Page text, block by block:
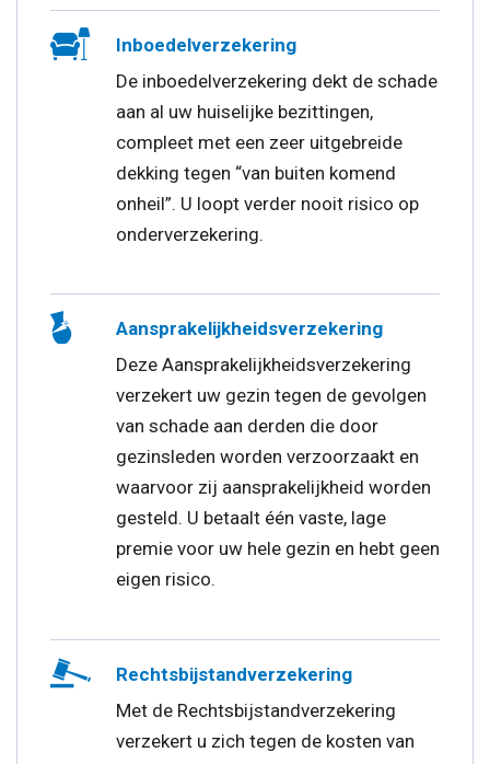
Inboedelverzekering
De inboedelverzekering dekt de schade
aan al uw huiselijke bezittingen,
compleet met een zeer uitgebreide
dekking tegen “van buiten komend
onheil”. U loopt verder nooit risico op
onderverzekering.
Aansprakelijkheidsverzekering
Deze Aansprakelijkheidsverzekering
verzekert uw gezin tegen de gevolgen
van schade aan derden die door
gezinsleden worden verzoorzaakt en
waarvoor zij aansprakelijkheid worden
gesteld. U betaalt één vaste, lage
premie voor uw hele gezin en hebt geen
eigen risico.
Rechtsbijstandverzekering
Met de Rechtsbijstandverzekering
verzekert u zich tegen de kosten van